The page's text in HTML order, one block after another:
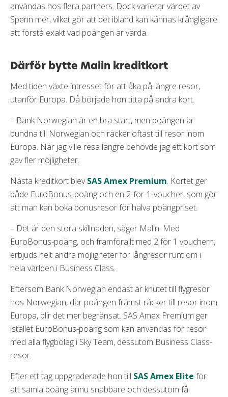
användas hos flera partners. Dock varierar värdet av
Spenn mer, vilket gör att det ibland kan kännas krångligare
att förstå exakt vad poängen är värda.
Därför bytte Malin kreditkort
Med tiden växte intresset för att åka på längre resor,
utanför Europa. Då började hon titta på andra kort.
– Bank Norwegian är en bra start, men poängen är
bundna till Norwegian och räcker oftast till resor inom
Europa. När jag ville resa längre behövde jag ett kort som
gav fler möjligheter.
Nästa kreditkort blevSAS Amex Premium. Kortet ger
både EuroBonus-poäng och en 2-for-1-voucher, som gör
att man kan boka bonusresor för halva poängpriset.
– Det är den stora skillnaden, säger Malin. Med
EuroBonus-poäng, och framförallt med 2 för 1 vouchern,
erbjuds helt andra möjligheter för långresor runt om i
hela världen i Business Class.
Eftersom Bank Norwegian endast är knutet till flygresor
hos Norwegian, där poängen främst räcker till resor inom
Europa, blir det mer begränsat. SAS Amex Premium ger
istället EuroBonus-poäng som kan användas för resor
med alla flygbolag i Sky Team, dessutom Business Class-
resor.
Efter ett tag uppgraderade hon till SAS Amex Elite för
att samla poäng ännu snabbare och dessutom få